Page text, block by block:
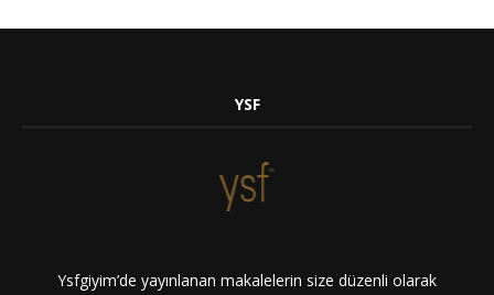
YSF
Ysfgiyim’de yayınlanan makalelerin size düzenli olarak